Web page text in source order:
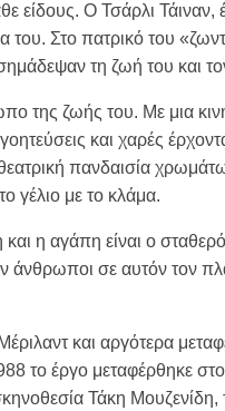
είδους. Ο Τσάρλι
Στο πατρικό του
τη ζωή του και
της ζωής του. Με μια
και χαρές
πανδαισία
γέλιο με το κλάμα.
η αγάπη είναι ο
σε αυτόν τον
και αργότερα
το έργο μεταφέρθηκε
Τάκη Μουζενίδη,